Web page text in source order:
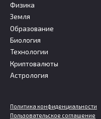
Физика
Земля
Образование
Биология
Технологии
Криптовалюты
Астрология
Политика конфиденциальности
Пользовательское соглашение